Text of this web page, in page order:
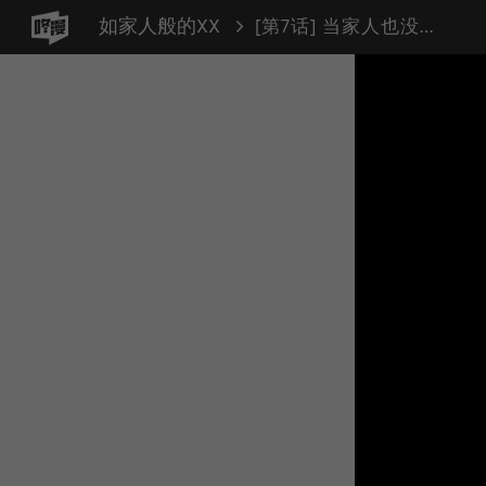
如家人般的XX [第7话] 当家人也没什么啊？